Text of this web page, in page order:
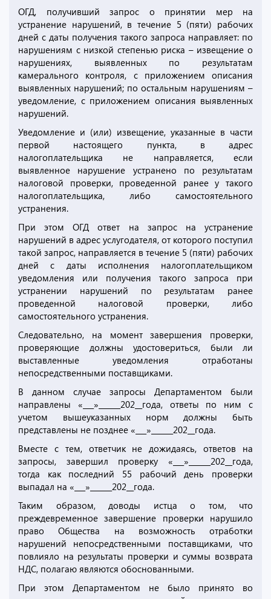
ОГД, получивший запрос о принятии мер на
устранение нарушений, в течение 5 (пяти) рабочих
дней с даты получения такого запроса направляет: по
нарушениям с низкой степенью риска – извещение о
нарушениях, выявленных по результатам
камерального контроля, с приложением описания
выявленных нарушений; по остальным нарушениям –
уведомление, с приложением описания выявленных
нарушений.
Уведомление и (или) извещение, указанные в части
первой настоящего пункта, в адрес
налогоплательщика не направляется, если
выявленное нарушение устранено по результатам
налоговой проверки, проведенной ранее у такого
налогоплательщика, либо самостоятельного
устранения.
При этом ОГД ответ на запрос на устранение
нарушений в адрес услугодателя, от которого поступил
такой запрос, направляется в течение 5 (пяти) рабочих
дней с даты исполнения налогоплательщиком
уведомления или получения такого запроса при
устранении нарушений по результатам ранее
проведенной налоговой проверки, либо
самостоятельного устранения.
Следовательно, на момент завершения проверки,
проверяющие должны удостовериться, были ли
выставленные уведомления отработаны
непосредственными поставщиками.
В данном случае запросы Департаментом были
направлены «___»______202__года, ответы по ним с
учетом вышеуказанных норм должны быть
представлены не позднее «___»______202__года.
Вместе с тем, ответчик не дожидаясь, ответов на
запросы, завершил проверку «___»______202__года,
тогда как последний 55 рабочий день проверки
выпадал на «___»______202__года.
Таким образом, доводы истца о том, что
преждевременное завершение проверки нарушило
право Общества на возможность отработки
нарушений непосредственными поставщиками, что
повлияло на результаты проверки и суммы возврата
НДС, полагаю являются обоснованными.
При этом Департаментом не было принято во